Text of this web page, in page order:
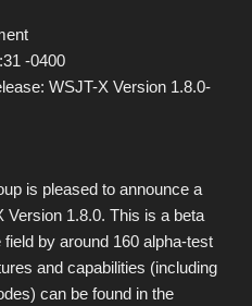
-0400
WSJT-X Version 1.8.0-
is pleased to announce a
Version 1.8.0. This is a beta
by around 160 alpha-test
and capabilities (including
can be found in the